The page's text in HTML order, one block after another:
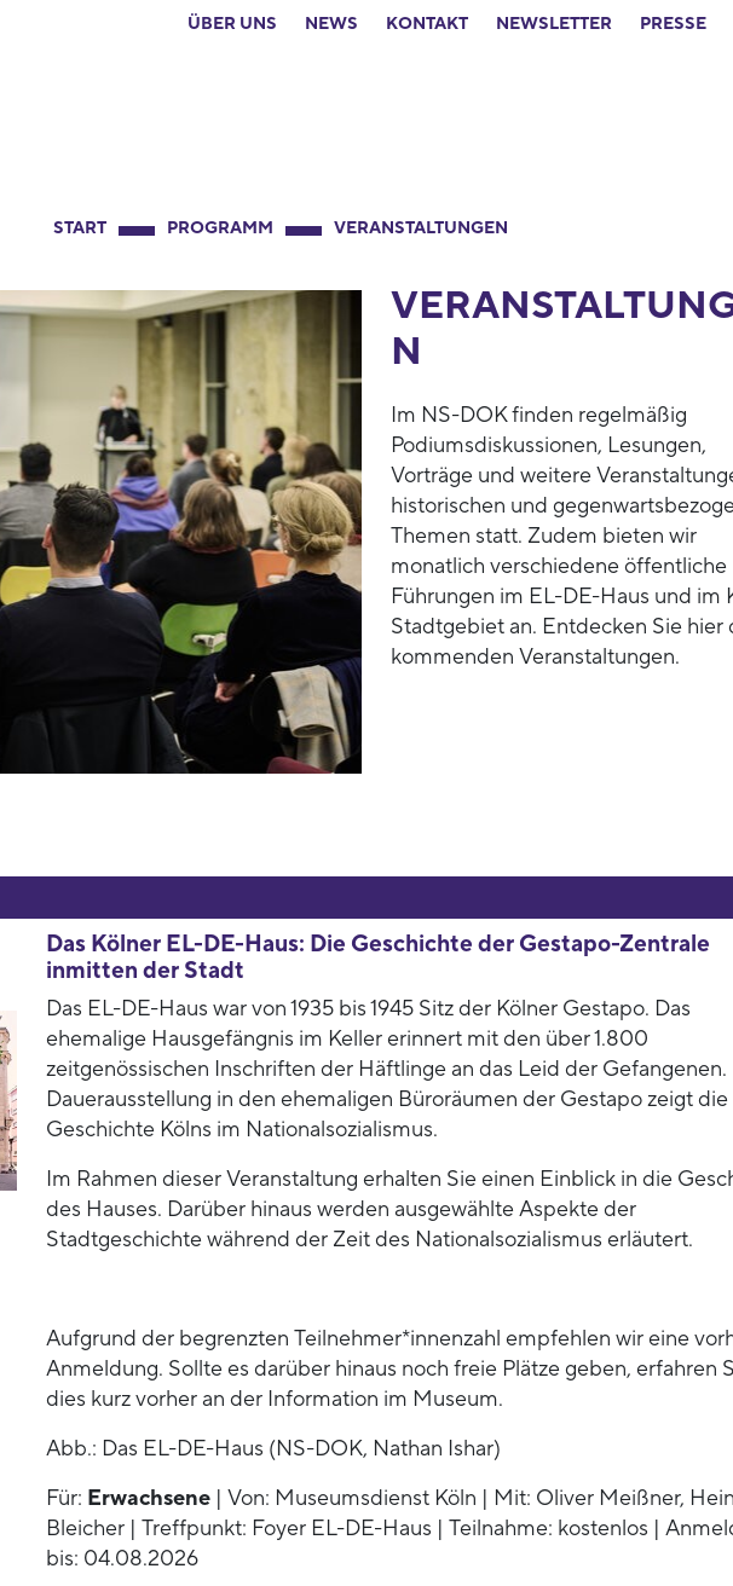
ÜBER UNS NEWS KONTAKT NEWSLETTER PRESSE
START PROGRAMM VERANSTALTUNGEN
N
Im NS-DOK finden regelmäßig
Podiumsdiskussionen, Lesungen,
Vorträge und weitere
historischen und
Themen statt. Zudem bieten wir
monatlich verschiedene öffentliche
Führungen im EL-DE-Haus und im
Stadtgebiet an. Entdecken Sie hier
kommenden Veranstaltungen.
Das Kölner EL-DE-Haus: Die Geschichte der Gestapo-Zentrale
inmitten der Stadt
Das EL-DE-Haus war von 1935 bis 1945 Sitz der Kölner Gestapo. Das
ehemalige Hausgefängnis im Keller erinnert mit den über 1.800
zeitgenössischen Inschriften der Häftlinge an das Leid der Gefangenen.
Dauerausstellung in den ehemaligen Büroräumen der Gestapo zeigt die
Geschichte Kölns im Nationalsozialismus.
Im Rahmen dieser Veranstaltung erhalten Sie einen Einblick in die
des Hauses. Darüber hinaus werden ausgewählte Aspekte der
Stadtgeschichte während der Zeit des Nationalsozialismus erläutert.
Aufgrund der begrenzten Teilnehmer*innenzahl empfehlen wir eine
Anmeldung. Sollte es darüber hinaus noch freie Plätze geben, erfahren
dies kurz vorher an der Information im Museum.
Abb.: Das EL-DE-Haus (NS-DOK, Nathan Ishar)
Für: Erwachsene| Von: Museumsdienst Köln | Mit: Oliver Meißner,
Bleicher | Treffpunkt: Foyer EL-DE-Haus | Teilnahme: kostenlos |
bis: 04.08.2026